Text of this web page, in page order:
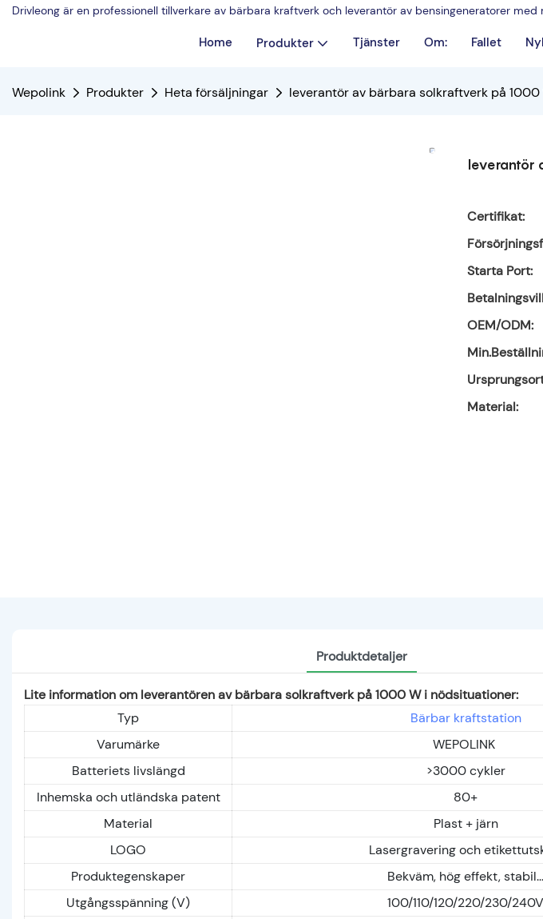
Drivleong är en professionell tillverkare av bärbara kraftverk och leverantör av bensingeneratorer med
Home Produkter Tjänster Om: Fallet
Wepolink Produkter Heta försäljningar leverantör av bärbara solkraftverk på
leverantör
Certifikat:
Starta Port:
OEM/ODM:
Material:
Produktdetaljer
Lite information om leverantören av bärbara solkraftverk på 1000 W i nödsituationer:
Typ
Bärbar kraftstation
Varumärke
WEPOLINK
Batteriets livslängd
>3000 cykler
Inhemska och utländska patent
80+
Material
Plast + järn
LOGO
Lasergravering och
Produktegenskaper
Bekväm, hög effekt, stabil...
Utgångsspänning (V)
100/110/120/220/230/240V